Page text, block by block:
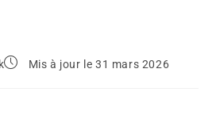
Mis à jour le 31 mars 2026